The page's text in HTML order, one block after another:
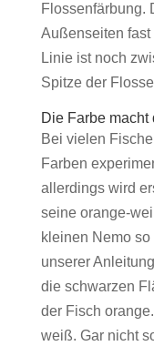
Flossenfärbung.
Außenseiten
Linie ist noch
Spitze der
Die Farbe
Bei vielen
Farben
allerdings wird
seine orange-
kleinen Nemo
unserer
die schwarzen
der Fisch
weiß. Gar nicht